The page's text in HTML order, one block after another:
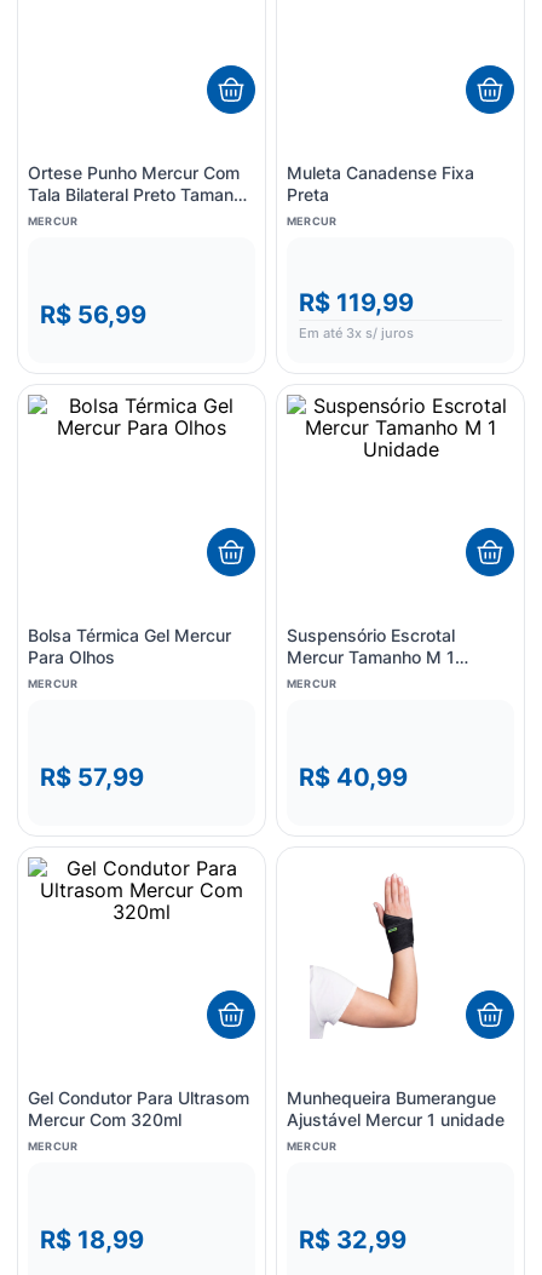
Ortese Punho Mercur Com
Tala Bilateral Preto Tamanho
P
MERCUR
R$ 56,99
Muleta Canadense Fixa
Preta
MERCUR
R$ 119,99
Em até 3x s/ juros
Bolsa Térmica Gel Mercur
Para Olhos
MERCUR
R$ 57,99
Suspensório Escrotal
Mercur Tamanho M 1
Unidade
MERCUR
R$ 40,99
Gel Condutor Para Ultrasom
Mercur Com 320ml
MERCUR
R$ 18,99
Munhequeira Bumerangue
Ajustável Mercur 1 unidade
MERCUR
R$ 32,99